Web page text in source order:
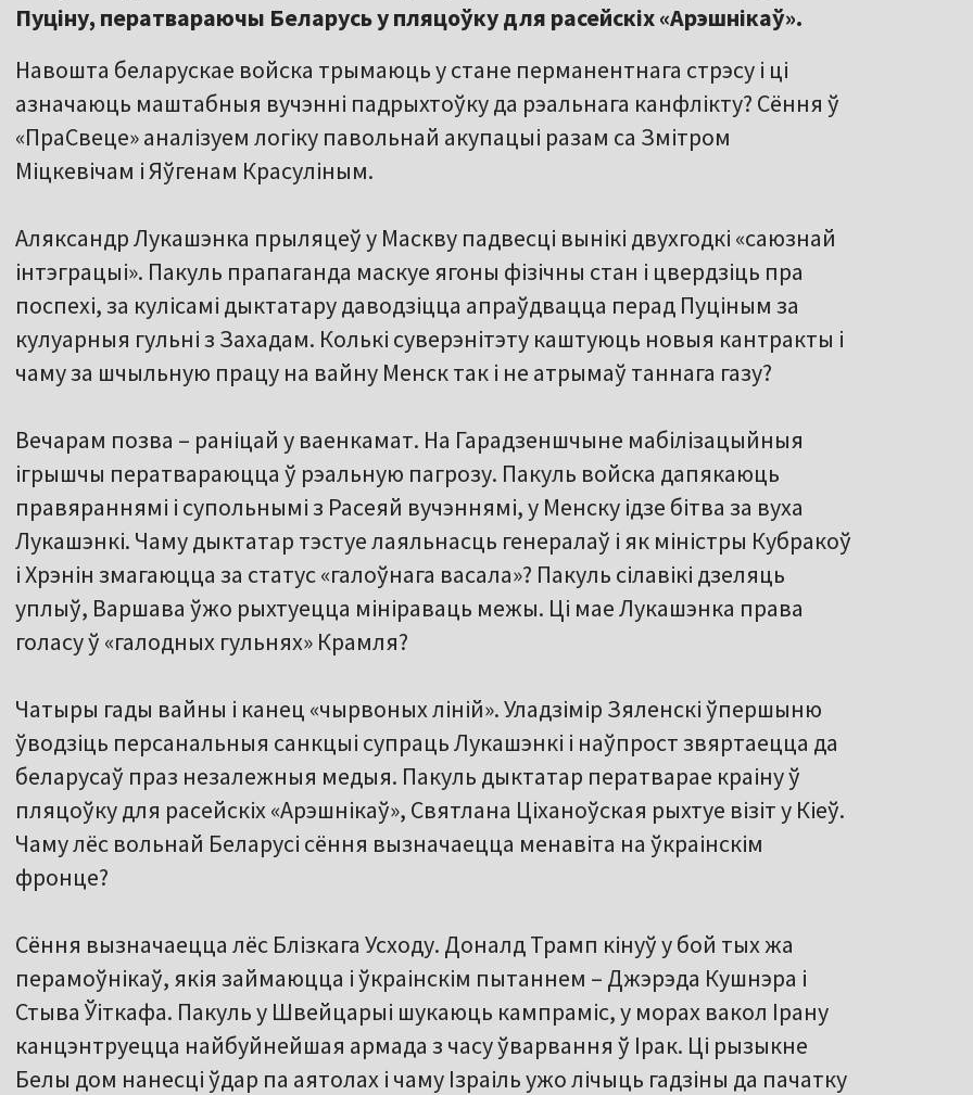
Пуціну, ператвараючы Беларусь у пляцоўку для расейскіх «Арэшнікаў».
Навошта беларускае войска трымаюць у стане перманентнага стрэсу і ці
азначаюць маштабныя вучэнні падрыхтоўку да рэальнага канфлікту? Сёння ў
«ПраСвеце» аналізуем логіку павольнай акупацыі разам са Змітром
Міцкевічам і Яўгенам Красуліным.
Аляксандр Лукашэнка прыляцеў у Маскву падвесці вынікі двухгодкі «саюзнай
інтэграцыі». Пакуль прапаганда маскуе ягоны фізічны стан і цвердзіць пра
поспехі, за кулісамі дыктатару даводзіцца апраўдвацца перад Пуціным за
кулуарныя гульні з Захадам. Колькі суверэнітэту каштуюць новыя кантракты і
чаму за шчыльную працу на вайну Менск так і не атрымаў таннага газу?
Вечарам позва – раніцай у ваенкамат. На Гарадзеншчыне мабілізацыйныя
ігрышчы ператвараюцца ў рэальную пагрозу. Пакуль войска дапякаюць
правяраннямі і супольнымі з Расеяй вучэннямі, у Менску ідзе бітва за вуха
Лукашэнкі. Чаму дыктатар тэстуе лаяльнасць генералаў і як міністры Кубракоў
і Хрэнін змагаюцца за статус «галоўнага васала»? Пакуль сілавікі дзеляць
уплыў, Варшава ўжо рыхтуецца мініраваць межы. Ці мае Лукашэнка права
голасу ў «галодных гульнях» Крамля?
Чатыры гады вайны і канец «чырвоных ліній». Уладзімір Зяленскі ўпершыню
ўводзіць персанальныя санкцыі супраць Лукашэнкі і наўпрост звяртаецца да
беларусаў праз незалежныя медыя. Пакуль дыктатар ператварае краіну ў
пляцоўку для расейскіх «Арэшнікаў», Святлана Ціханоўская рыхтуе візіт у Кіеў.
Чаму лёс вольнай Беларусі сёння вызначаецца менавіта на ўкраінскім
фронце?
Сёння вызначаецца лёс Блізкага Усходу. Доналд Трамп кінуў у бой тых жа
перамоўнікаў, якія займаюцца і ўкраінскім пытаннем – Джэрэда Кушнэра і
Стыва Ўіткафа. Пакуль у Швейцарыі шукаюць кампраміс, у морах вакол Ірану
канцэнтруецца найбуйнейшая армада з часу ўварвання ў Ірак. Ці рызыкне
Белы дом нанесці ўдар па аятолах і чаму Ізраіль ужо лічыць гадзіны да пачатку